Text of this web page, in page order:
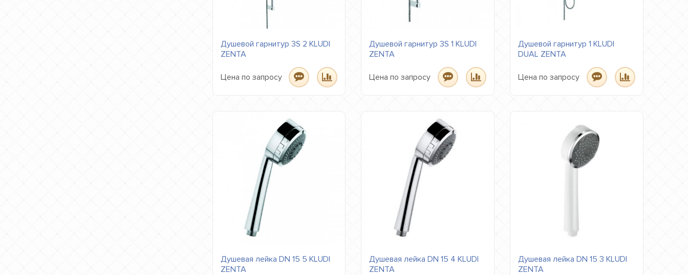
Душевой гарнитур 3S 2 KLUDI
ZENTA
Цена по запросу
Душевой гарнитур 3S 1 KLUDI
ZENTA
Цена по запросу
Душевой гарнитур 1 KLUDI
DUAL ZENTA
Цена по запросу
Душевая лейка DN 15 5 KLUDI
ZENTA
Душевая лейка DN 15 4 KLUDI
ZENTA
Душевая лейка DN 15 3 KLUDI
ZENTA